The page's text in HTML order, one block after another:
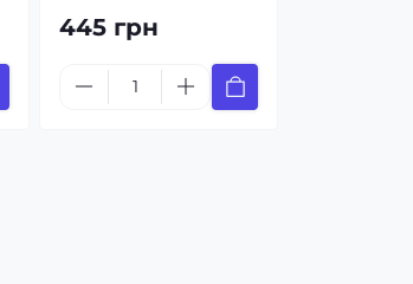
445 грн